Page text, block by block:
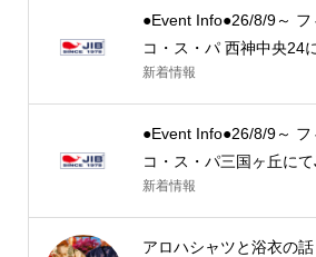
●Event Info●26/8/9～
コ・ス・パ 西神中央24
新着情報
●Event Info●26/8/9～
コ・ス・パ三国ヶ丘にて
新着情報
アロハシャツと浴衣の